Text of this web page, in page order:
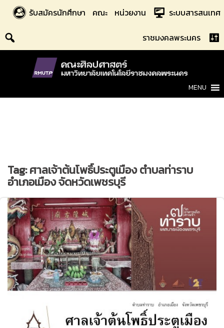
content
รับสมัครนักศึกษา คณะ หน่วยงาน ระบบสารสนเทศ
ราชมงคลพระนคร
MENU
Tag:ศาลเจ้าต้นโพธิ์ประตูเมือง ตำบลท่าราบ
อำเภอเมือง จัดหวัดเพชรบุรี